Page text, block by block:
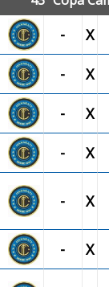
- X
- X
- X
- X
- X
- X